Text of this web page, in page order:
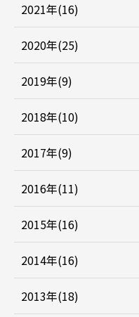
2021年(16)
2020年(25)
2019年(9)
2018年(10)
2017年(9)
2016年(11)
2015年(16)
2014年(16)
2013年(18)